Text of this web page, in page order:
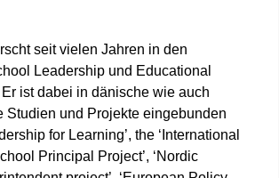
seit vielen Jahren in den
Leadership und Educational
ist dabei in dänische wie auch
Studien und Projekte eingebunden
for Learning’, the ‘International
Principal Project’, ‘Nordic